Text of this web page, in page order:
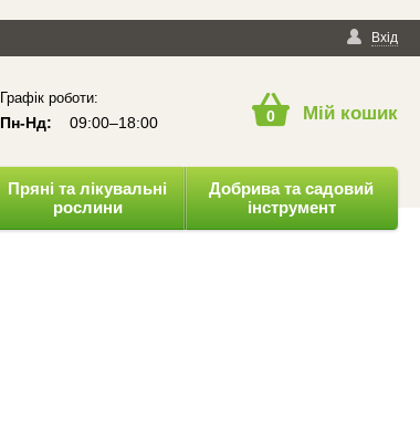
Вхід
Графік роботи:
Пн-Нд: 09:00–18:00 0 Мій кошик
Пряні та лікувальні
рослини
Добрива та садовий
інструмент